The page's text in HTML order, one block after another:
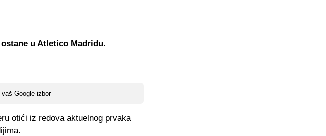
Google izbor
u Atletico Madridu.
otići iz redova aktuelnog prvaka